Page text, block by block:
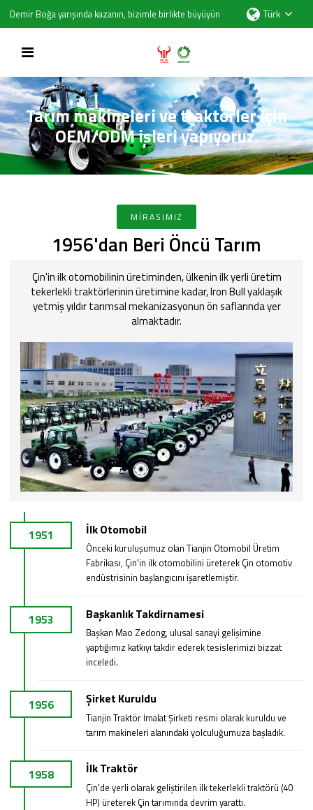
Demir Boğa yarışında kazanın, bizimle birlikte büyüyün Türk
Tarım makineleri ve traktörler için
OEM/ODM işleri yapıyoruz.
MIRASIMIZ
1956'dan Beri Öncü Tarım
Çin'in ilk otomobilinin üretiminden, ülkenin ilk yerli üretim
tekerlekli traktörlerinin üretimine kadar, Iron Bull yaklaşık
yetmiş yıldır tarımsal mekanizasyonun ön saflarında yer
almaktadır.
1951 İlk Otomobil
Önceki kuruluşumuz olan Tianjin Otomobil Üretim
Fabrikası, Çin'in ilk otomobilini üreterek Çin otomotiv
endüstrisinin başlangıcını işaretlemiştir.
1953 Başkanlık Takdirnamesi
Başkan Mao Zedong, ulusal sanayi gelişimine
yaptığımız katkıyı takdir ederek tesislerimizi bizzat
inceledi.
1956 Şirket Kuruldu
Tianjin Traktör İmalat Şirketi resmi olarak kuruldu ve
tarım makineleri alanındaki yolculuğumuza başladık.
1958 İlk Traktör
Çin'de yerli olarak geliştirilen ilk tekerlekli traktörü (40
HP) üreterek Çin tarımında devrim yarattı.